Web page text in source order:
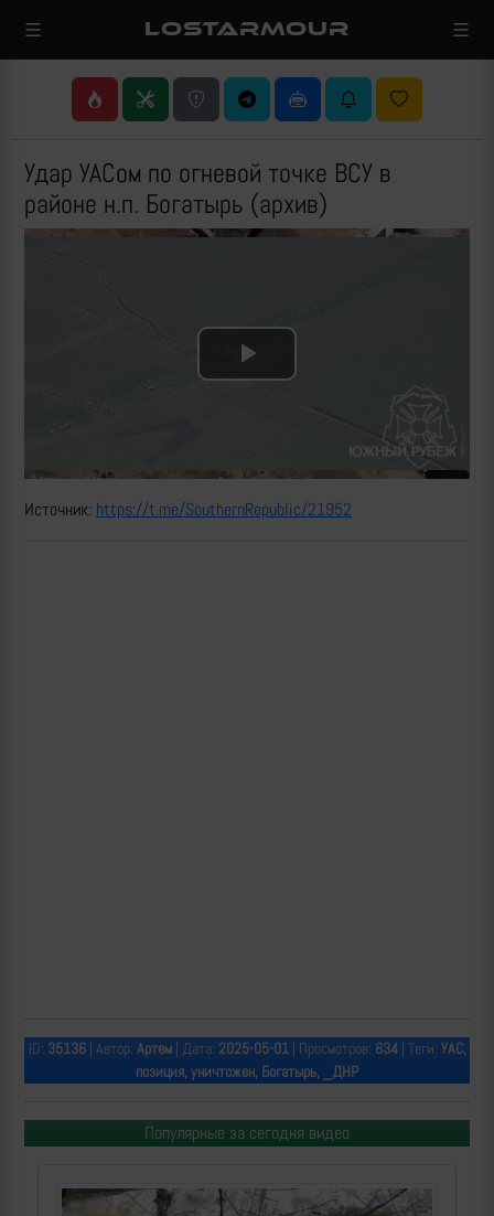
LOSTARMOUR
Удар УАСом по огневой точке ВСУ в
районе н.п. Богатырь (архив)
Play
Источник: https://t.me/SouthernRepublic/21952
ID: 35136| Автор: Артем| Дата: 2025-05-01| Просмотров: 634| Теги: УАС,
позиция, уничтожен, Богатырь, _ДНР
Популярные за сегодня видео